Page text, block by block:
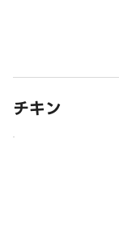
チキン